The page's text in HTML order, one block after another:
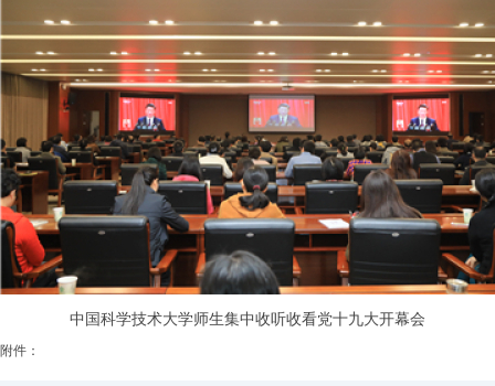
中国科学技术大学师生集中收听收看党十九大开幕会
附件：